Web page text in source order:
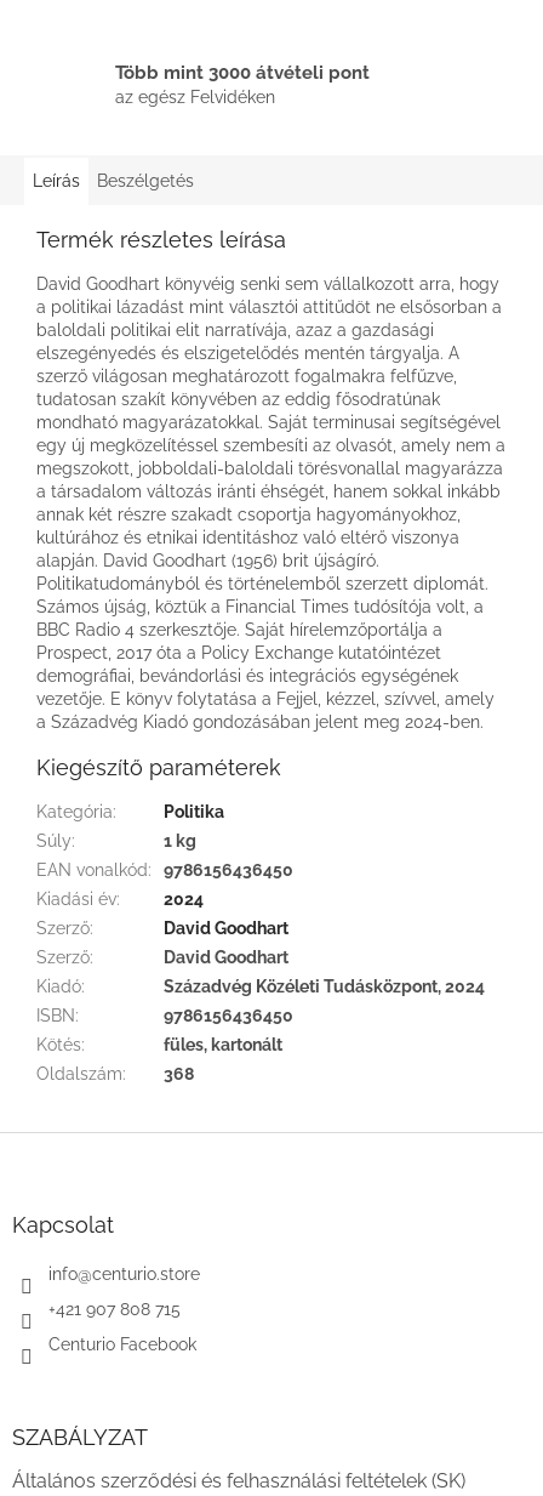
Több mint 3000 átvételi pont
az egész Felvidéken
Leírás Beszélgetés
Termék részletes leírása
David Goodhart könyvéig senki sem vállalkozott arra, hogy
a politikai lázadást mint választói attitűdöt ne elsősorban a
baloldali politikai elit narratívája, azaz a gazdasági
elszegényedés és elszigetelődés mentén tárgyalja. A
szerző világosan meghatározott fogalmakra felfűzve,
tudatosan szakít könyvében az eddig fősodratúnak
mondható magyarázatokkal. Saját terminusai segítségével
egy új megközelítéssel szembesíti az olvasót, amely nem a
megszokott, jobboldali-baloldali törésvonallal magyarázza
a társadalom változás iránti éhségét, hanem sokkal inkább
annak két részre szakadt csoportja hagyományokhoz,
kultúrához és etnikai identitáshoz való eltérő viszonya
alapján. David Goodhart (1956) brit újságíró.
Politikatudományból és történelemből szerzett diplomát.
Számos újság, köztük a Financial Times tudósítója volt, a
BBC Radio 4 szerkesztője. Saját hírelemzőportálja a
Prospect, 2017 óta a Policy Exchange kutatóintézet
demográfiai, bevándorlási és integrációs egységének
vezetője. E könyv folytatása a Fejjel, kézzel, szívvel, amely
a Századvég Kiadó gondozásában jelent meg 2024-ben.
Kiegészítő paraméterek
Kategória:
Politika
Súly:
1 kg
EAN vonalkód:
9786156436450
Kiadási év:
2024
Szerző:
David Goodhart
Szerző:
David Goodhart
Kiadó:
Századvég Közéleti Tudásközpont, 2024
ISBN:
9786156436450
Kötés:
füles, kartonált
Oldalszám: 368
Kapcsolat
info@centurio.store
+421 907 808 715
Centurio Facebook
SZABÁLYZAT
Általános szerződési és felhasználási feltételek (SK)